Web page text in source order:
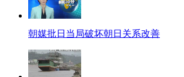
朝媒批日当局破坏朝日关系改善